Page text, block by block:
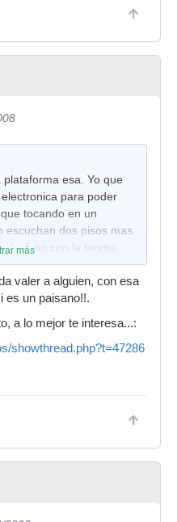
esa. Yo que
para poder
tocando en un
escuchan dos pisos mas
con la tarima
más
valer a alguien, con esa
es un paisano!!.
a lo mejor te interesa...:
showthread.php?t=47286